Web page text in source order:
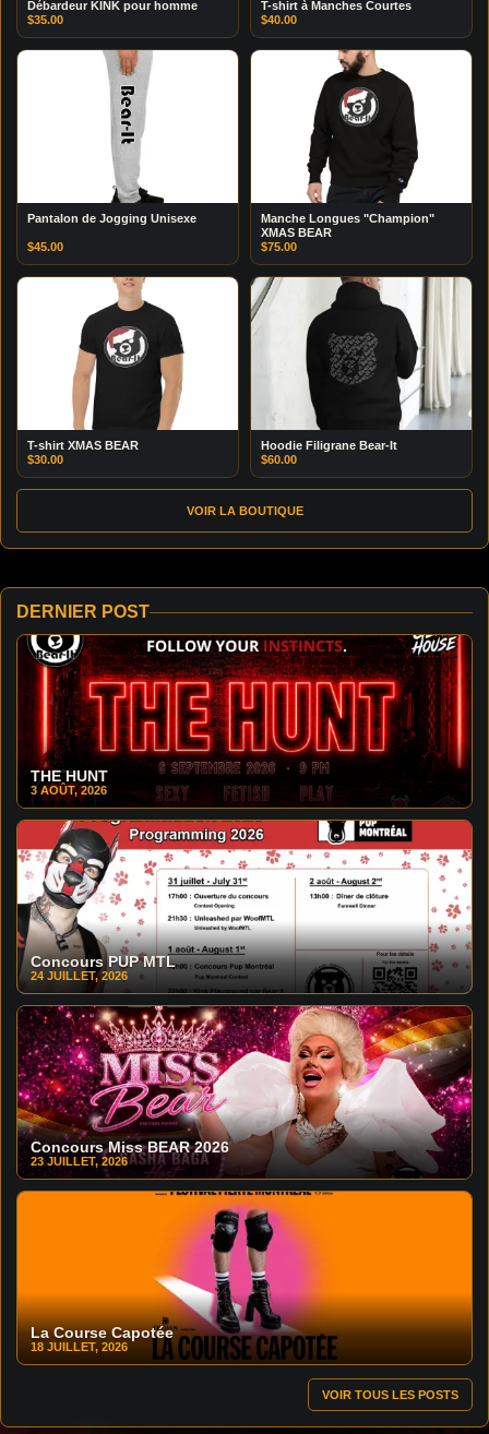
Débardeur KINK pour homme
$35.00
T-shirt à Manches Courtes
$40.00
Pantalon de Jogging Unisexe
$45.00
Manche Longues "Champion"
XMAS BEAR
$75.00
T-shirt XMAS BEAR
$30.00
Hoodie Filigrane Bear-It
$60.00
VOIR LA BOUTIQUE
DERNIER POST
THE HUNT
3 AOÛT, 2026
Concours PUP MTL
24 JUILLET, 2026
Concours Miss BEAR 2026
23 JUILLET, 2026
La Course Capotée
18 JUILLET, 2026
VOIR TOUS LES POSTS